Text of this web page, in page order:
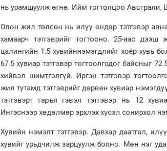
нь урамшуулж өгнө. Ийм тогтолцоо Австрали,
Олон жил төлсөн нь илүү өндөр тэтгэвэр
хамаарч тэтгэврийг тогтооно. 25-аас
цалингийн 1.5 хувийннэмэгдлийг хоёр хувь
67.5 хувиар тэтгэвэр тогтоолгодог байсныг
хийвэл шимтгэлгүй. Иргэн тэтгэвэр
жил тутамд тэтгэврийг дөрвөн хувиар
тэтгэвэрт гаръя гэвэл тэтгэвэр нь 12
Ингэснээр хөдөлмөр эрхлэх хүсэл сонирхол
Хувийн нэмэлт тэтгэвэр. Давхар даатгал,
хувийг урьдчилж зарцуулж болно. Мөн нэг